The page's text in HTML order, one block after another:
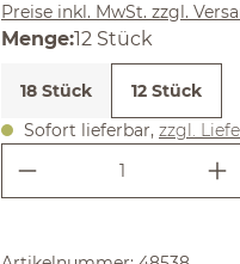
Preise inkl. MwSt. zzgl.
Mengeauswählen
:12 Stück
18 Stück
12 Stück
Sofort lieferbar, zzgl.
Produkt